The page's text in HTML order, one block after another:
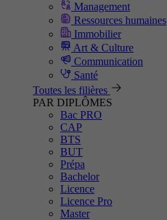
Management
Ressources humaines
Immobilier
Art & Culture
Communication
Santé
Toutes les filières
PAR DIPLÔMES
Bac PRO
CAP
BTS
BUT
Prépa
Bachelor
Licence
Licence Pro
Master